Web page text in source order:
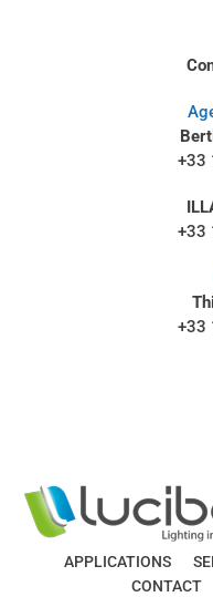
+33
+33
+33
APPLICATIONS
CONTACT